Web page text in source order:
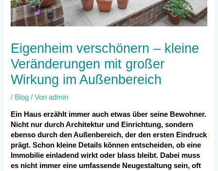
Eigenheim verschönern – kleine
Veränderungen mit großer
Wirkung im Außenbereich
/ Blog / Vonadmin
Ein Haus erzählt immer auch etwas über seine Bewohner.
Nicht nur durch Architektur und Einrichtung, sondern
ebenso durch den Außenbereich, der den ersten Eindruck
prägt. Schon kleine Details können entscheiden, ob eine
Immobilie einladend wirkt oder blass bleibt. Dabei muss
es nicht immer eine umfassende Neugestaltung sein, oft